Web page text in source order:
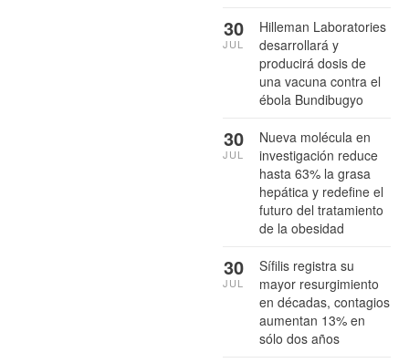
Hilleman Laboratories
desarrollará y
producirá dosis de
una vacuna contra el
ébola Bundibugyo
30
JUL
Nueva molécula en
investigación reduce
hasta 63% la grasa
hepática y redefine el
futuro del tratamiento
de la obesidad
30
JUL
Sífilis registra su
mayor resurgimiento
en décadas, contagios
aumentan 13% en
sólo dos años
30
JUL